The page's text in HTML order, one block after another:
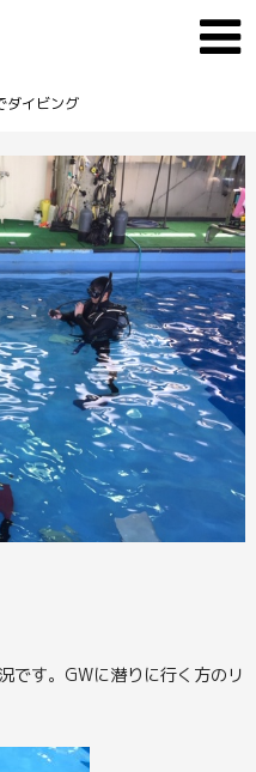
ダイビング
です。 GWに潜りに行く方のリ